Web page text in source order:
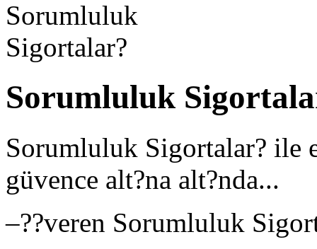
Sorumluluk
Sorumluluk Sigortalar?
güvence alt?na alt?nda...
–??veren Sorumluluk